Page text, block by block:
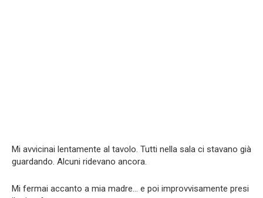
Mi avvicinai lentamente al tavolo. Tutti nella sala ci stavano già
guardando. Alcuni ridevano ancora.
Mi fermai accanto a mia madre… e poi improvvisamente presi